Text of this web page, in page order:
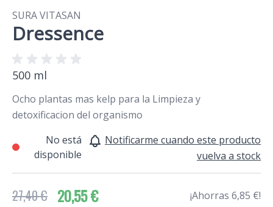
SURA VITASAN
Dressence
500 ml
Ocho plantas mas kelp para la Limpieza y
detoxificacion del organismo
No está
disponible
Notificarme cuando este producto
vuelva a stock
27,40 € 20,55 € ¡Ahorras 6,85 €!